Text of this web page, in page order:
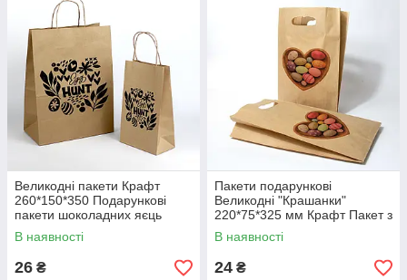
Великодні пакети Крафт
260*150*350 Подарункові
пакети шоколадних яєць
В наявності
26 ₴
Пакети подарункові
Великодні "Крашанки"
220*75*325 мм Крафт Пакет з
прорубною ручкою тип банан
В наявності
24 ₴